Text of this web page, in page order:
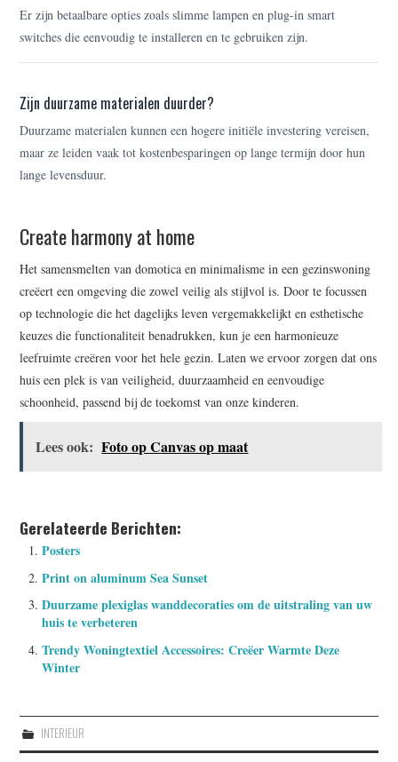
Er zijn betaalbare opties zoals slimme lampen en plug-in smart
switches die eenvoudig te installeren en te gebruiken zijn.
Zijn duurzame materialen duurder?
Duurzame materialen kunnen een hogere initiële investering vereisen,
maar ze leiden vaak tot kostenbesparingen op lange termijn door hun
lange levensduur.
Create harmony at home
Het samensmelten van domotica en minimalisme in een gezinswoning
creëert een omgeving die zowel veilig als stijlvol is. Door te focussen
op technologie die het dagelijks leven vergemakkelijkt en esthetische
keuzes die functionaliteit benadrukken, kun je een harmonieuze
leefruimte creëren voor het hele gezin. Laten we ervoor zorgen dat ons
huis een plek is van veiligheid, duurzaamheid en eenvoudige
schoonheid, passend bij de toekomst van onze kinderen.
Lees ook: Foto op Canvas op maat
Gerelateerde Berichten:
Posters
Print on aluminum Sea Sunset
Duurzame plexiglas wanddecoraties om de uitstraling van uw
huis te verbeteren
Trendy Woningtextiel Accessoires: Creëer Warmte Deze
Winter
INTERIEUR